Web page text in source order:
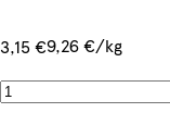
3,15 €9,26 €/kg